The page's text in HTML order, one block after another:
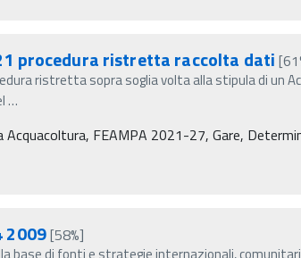
21 procedura ristretta raccolta dati
ristretta sopra soglia volta alla stipula di un
…
Acquacoltura, FEAMPA 2021-27, Gare,
2009[58%]
base di fonti e strategie internazionali,